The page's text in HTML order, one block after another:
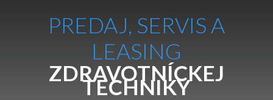
PREDAJ, SERVIS A
LEASING
ZDRAVOTNÍCKEJ
TECHNIKY